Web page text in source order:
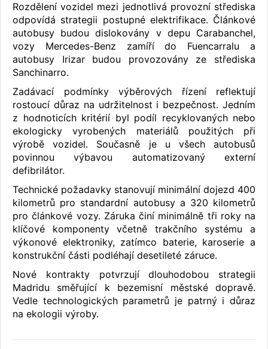
Rozdělení vozidel mezi jednotlivá provozní střediska
odpovídá strategii postupné elektrifikace. Článkové
autobusy budou dislokovány v depu Carabanchel,
vozy Mercedes-Benz zamíří do Fuencarralu a
autobusy Irizar budou provozovány ze střediska
Sanchinarro.
Zadávací podmínky výběrových řízení reflektují
rostoucí důraz na udržitelnost i bezpečnost. Jedním
z hodnoticích kritérií byl podíl recyklovaných nebo
ekologicky vyrobených materiálů použitých při
výrobě vozidel. Současně je u všech autobusů
povinnou výbavou automatizovaný externí
defibrilátor.
Technické požadavky stanovují minimální dojezd 400
kilometrů pro standardní autobusy a 320 kilometrů
pro článkové vozy. Záruka činí minimálně tři roky na
klíčové komponenty včetně trakčního systému a
výkonové elektroniky, zatímco baterie, karoserie a
konstrukční části podléhají desetileté záruce.
Nové kontrakty potvrzují dlouhodobou strategii
Madridu směřující k bezemisní městské dopravě.
Vedle technologických parametrů je patrný i důraz
na ekologii výroby.